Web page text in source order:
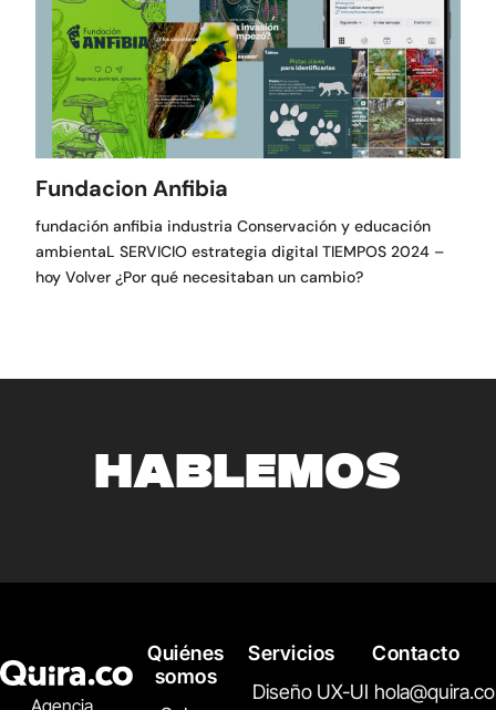
Fundacion Anfibia
fundación anfibia industria Conservación y educación
ambientaL SERVICIO estrategia digital TIEMPOS 2024 –
hoy Volver ¿Por qué necesitaban un cambio?
HABLEMOS
Agencia
Quiénes
somos
Servicios
Diseño UX-UI
Contacto
hola@quira.co